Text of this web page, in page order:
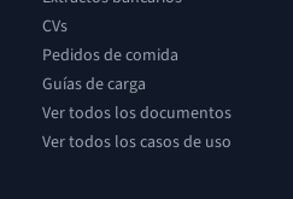
CVs
Pedidos de comida
Guías de carga
Ver todos los documentos
Ver todos los casos de uso